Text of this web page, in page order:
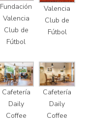
Fundación
Valencia
Club de
Fútbol
Valencia
Club de
Fútbol
Cafetería
Daily
Coffee
Cafetería
Daily
Coffee